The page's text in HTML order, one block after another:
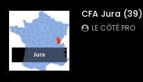
CFA Jura (39)
LE CÔTÉ PRO